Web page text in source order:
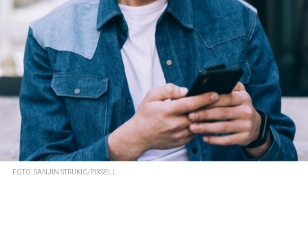
FOTO: SANJIN STRUKIC/PIXSELL